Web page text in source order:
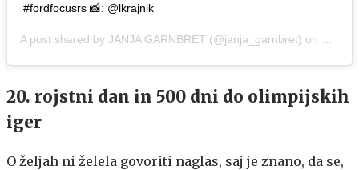
#fordfocusrs 📸: @lkrajnik
A post shared by JANJA GARNBRET (@janja_garnbret) on
20. rojstni dan in 500 dni do olimpijskih
iger
O željah ni želela govoriti naglas, saj je znano, da se,